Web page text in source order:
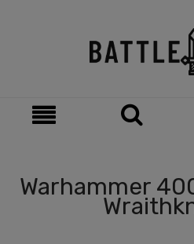
Warhammer